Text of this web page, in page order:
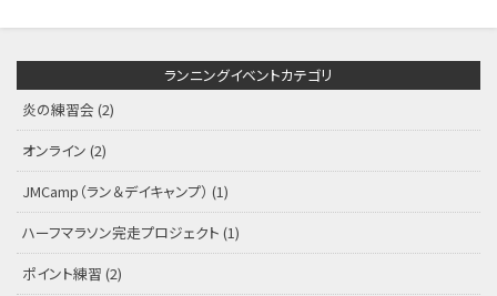
ランニングイベントカテゴリ
炎の練習会 (2)
オンライン (2)
JMCamp（ラン＆デイキャンプ） (1)
ハーフマラソン完走プロジェクト (1)
ポイント練習 (2)